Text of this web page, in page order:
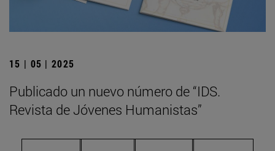
15 | 05 | 2025
Publicado un nuevo número de “IDS.
Revista de Jóvenes Humanistas”